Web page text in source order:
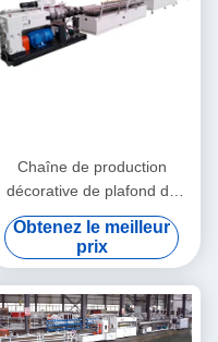
Chaîne de production
décorative de plafond de
machine d'extrusion de profil
de WPC/WPC
Obtenez le meilleur
prix